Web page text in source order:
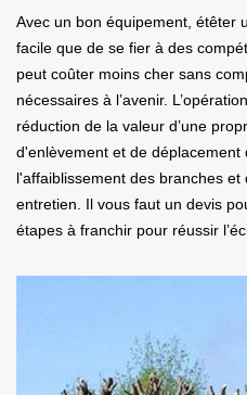
Avec un bon équipement, étêter
facile que de se fier à des
peut coûter moins cher sans
nécessaires à l’avenir.
réduction de la valeur d’une
d'enlèvement et de déplacement
l'affaiblissement des branches
entretien. Il vous faut un devis
étapes à franchir pour réussir